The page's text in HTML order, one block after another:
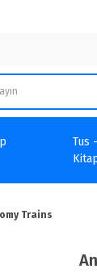
Tus
Trains